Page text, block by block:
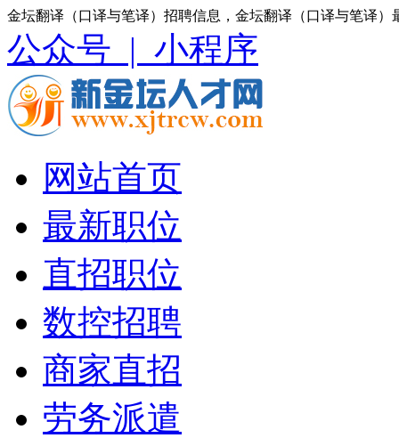
金坛翻译（口译与笔译）招聘信息，金坛翻译（口译与笔译）
公众号 | 小程序
网站首页
最新职位
直招职位
数控招聘
商家直招
劳务派遣